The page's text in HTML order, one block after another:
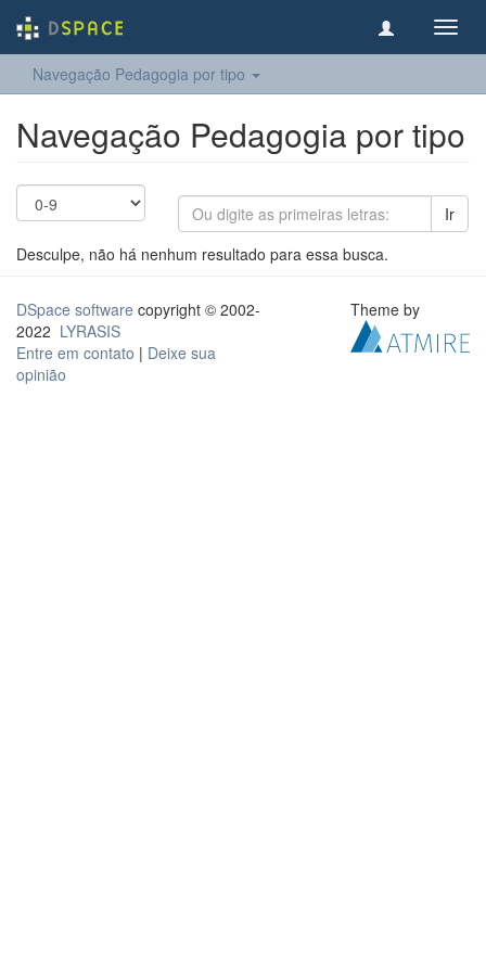
Navegação Pedagogia por tipo
Navegação Pedagogia por tipo
Ir
Desculpe, não há nenhum resultado para essa busca.
DSpace software copyright © 2002-
2022 LYRASIS
Entre em contato | Deixe sua
opinião
Theme by